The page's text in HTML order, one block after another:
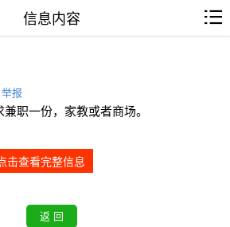
信息内容
举报
职一份，家教或者商场。
击查看完整信息